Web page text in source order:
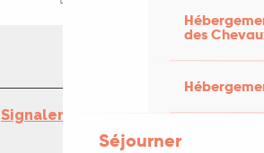
des
Séjourner
Signaler une erreur